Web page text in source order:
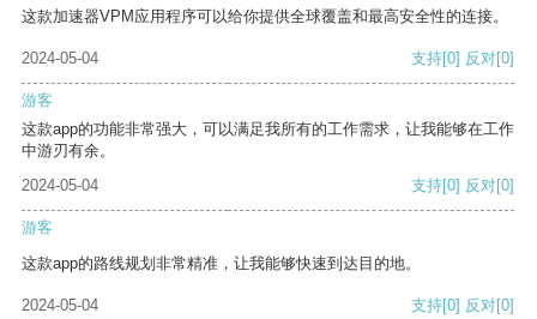
这款加速器VPM应用程序可以给你提供全球覆盖和最高安全性的连接。
2024-05-04 支持[0] 反对[0]
游客
这款app的功能非常强大，可以满足我所有的工作需求，让我能够在工作
中游刃有余。
2024-05-04
支持[0] 反对[0]
游客
这款app的路线规划非常精准，让我能够快速到达目的地。
2024-05-04 支持[0] 反对[0]